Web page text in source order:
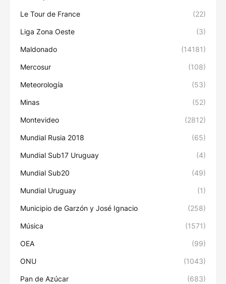
Le Tour de France (22)
Liga Zona Oeste (3)
Maldonado (14181)
Mercosur (108)
Meteorología (53)
Minas (52)
Montevideo (2812)
Mundial Rusia 2018 (65)
Mundial Sub17 Uruguay (4)
Mundial Sub20 (49)
Mundial Uruguay (1)
Municipio de Garzón y José Ignacio (258)
Música (1571)
OEA (99)
ONU (1043)
Pan de Azúcar (683)